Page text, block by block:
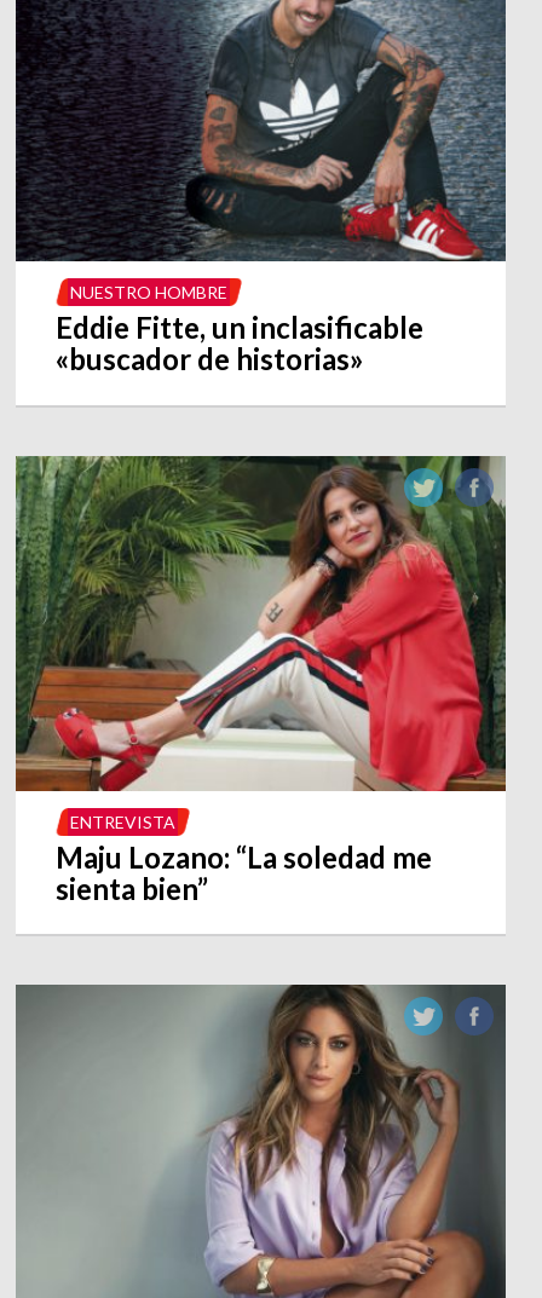
NUESTRO HOMBRE
Eddie Fitte, un inclasificable
«buscador de historias»
ENTREVISTA
Maju Lozano: “La soledad me
sienta bien”